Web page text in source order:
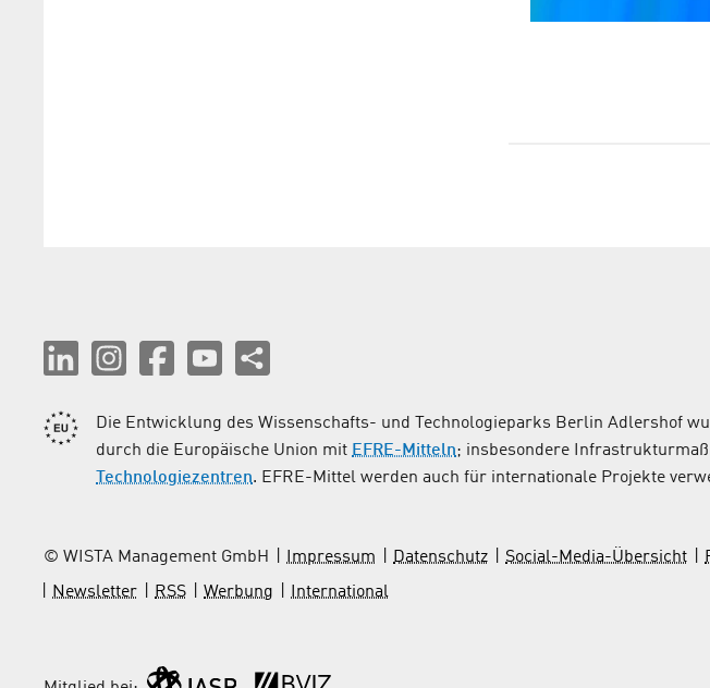
Die Entwicklung des Wissenschafts- und Technologieparks Berlin Adlershof
durch die Europäische Union mit EFRE-Mitteln; insbesondere
Technologiezentren. EFRE-Mittel werden auch für internationale Projekte
© WISTA Management GmbH Impressum Datenschutz Social-Media-Übersicht
Newsletter
RSS Werbung International